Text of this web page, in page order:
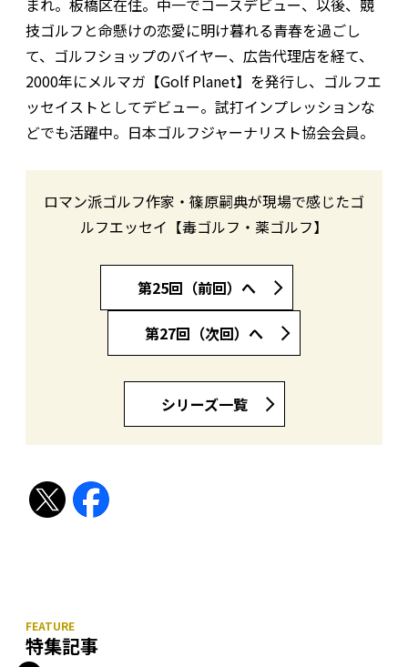
まれ。板橋区在住。中一でコースデビュー、以後、競
技ゴルフと命懸けの恋愛に明け暮れる青春を過ごし
て、ゴルフショップのバイヤー、広告代理店を経て、
2000年にメルマガ【Golf Planet】を発行し、ゴルフエ
ッセイストとしてデビュー。試打インプレッションな
どでも活躍中。日本ゴルフジャーナリスト協会会員。
ロマン派ゴルフ作家・篠原嗣典が現場で感じたゴ
ルフエッセイ【毒ゴルフ・薬ゴルフ】
第25回（前回）へ
第27回（次回）へ
シリーズ一覧
特集記事